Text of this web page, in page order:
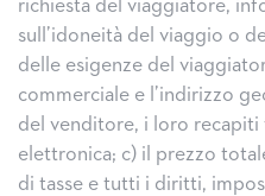
richiesta del viaggiatore,
sull’idoneità del viaggio o
delle esigenze del
commerciale e l’indirizzo
del venditore, i loro
elettronica; c) il prezzo
di tasse e tutti i diritti,